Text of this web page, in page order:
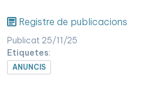
Registre de publicacions
Publicat 25/11/25
Etiquetes:
ANUNCIS